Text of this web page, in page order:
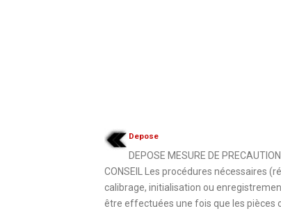
Depose
DEPOSE MESURE DE
CONSEIL Les procédures nécessaires
calibrage, initialisation ou
être effectuées une fois que les pièces